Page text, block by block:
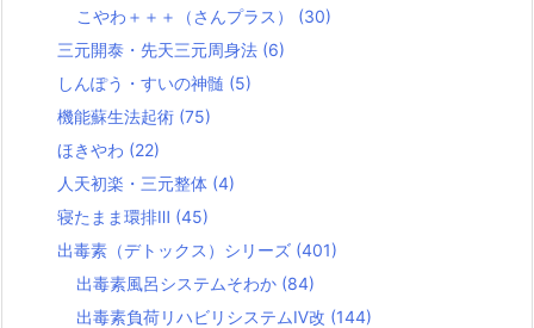
こやわ＋＋＋（さんプラス） (30)
三元開泰・先天三元周身法 (6)
しんぽう・すいの神髄 (5)
機能蘇生法起術 (75)
ほきやわ (22)
人天初楽・三元整体 (4)
寝たまま環排Ⅲ (45)
出毒素（デトックス）シリーズ (401)
出毒素風呂システムそわか (84)
出毒素負荷リハビリシステムⅣ改 (144)